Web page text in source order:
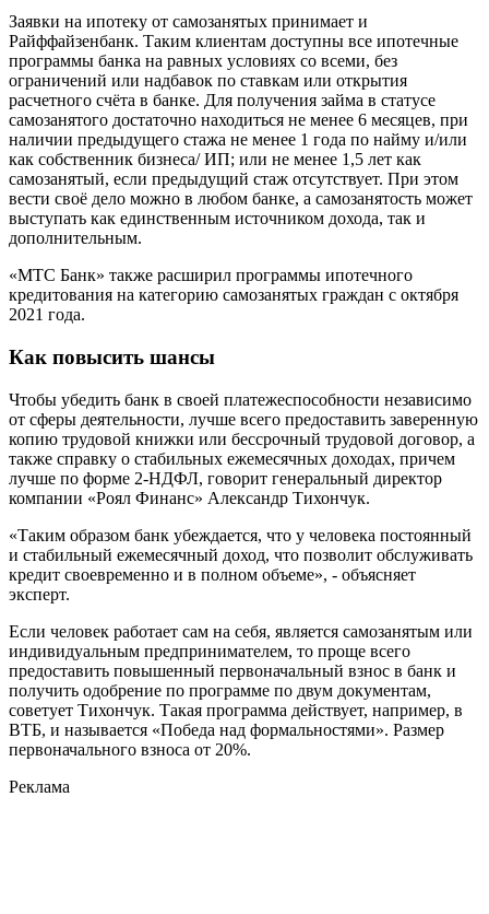
Заявки на ипотеку от самозанятых принимает и
Райффайзенбанк. Таким клиентам доступны все ипотечные
программы банка на равных условиях со всеми, без
ограничений или надбавок по ставкам или открытия
расчетного счёта в банке. Для получения займа в статусе
самозанятого достаточно находиться не менее 6 месяцев, при
наличии предыдущего стажа не менее 1 года по найму и/или
как собственник бизнеса/ ИП; или не менее 1,5 лет как
самозанятый, если предыдущий стаж отсутствует. При этом
вести своё дело можно в любом банке, а самозанятость может
выступать как единственным источником дохода, так и
дополнительным.
«МТС Банк» также расширил программы ипотечного
кредитования на категорию самозанятых граждан с октября
2021 года.
Как повысить шансы
Чтобы убедить банк в своей платежеспособности независимо
от сферы деятельности, лучше всего предоставить заверенную
копию трудовой книжки или бессрочный трудовой договор, а
также справку о стабильных ежемесячных доходах, причем
лучше по форме 2-НДФЛ, говорит генеральный директор
компании «Роял Финанс» Александр Тихончук.
«Таким образом банк убеждается, что у человека постоянный
и стабильный ежемесячный доход, что позволит обслуживать
кредит своевременно и в полном объеме», - объясняет
эксперт.
Если человек работает сам на себя, является самозанятым или
индивидуальным предпринимателем, то проще всего
предоставить повышенный первоначальный взнос в банк и
получить одобрение по программе по двум документам,
советует Тихончук. Такая программа действует, например, в
ВТБ, и называется «Победа над формальностями». Размер
первоначального взноса от 20%.
Реклама